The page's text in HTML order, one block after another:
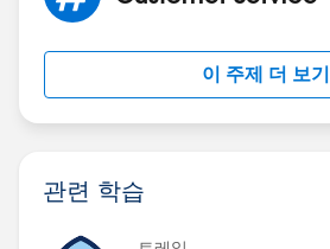
이 주제 더 보기
관련 학습